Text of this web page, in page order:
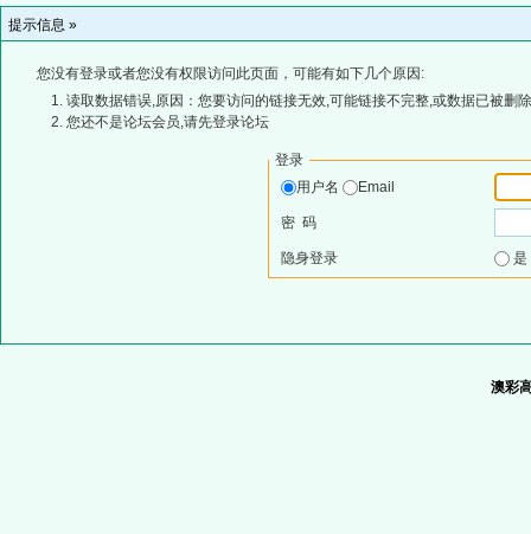
提示信息 »
您没有登录或者您没有权限访问此页面，可能有如下几个原因:
读取数据错误,原因：您要访问的链接无效,可能链接不完整,或数据已被删
您还不是论坛会员,请先登录论坛
登录
用户名
Email
密 码
隐身登录
澳彩